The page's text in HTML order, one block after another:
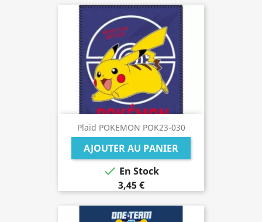
Plaid POKEMON POK23-030
AJOUTER AU PANIER
 En Stock
3,45 €